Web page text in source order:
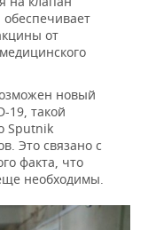
от
новый
19, такой
Sputnik
Это связано с
факта, что
необходимы.